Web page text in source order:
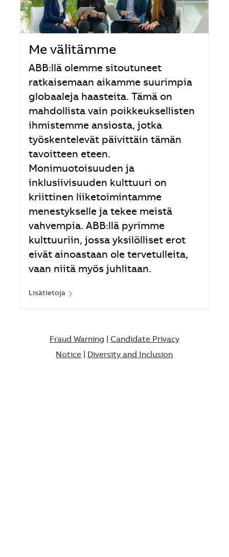
Me välitämme
ABB:llä olemme sitoutuneet
ratkaisemaan aikamme suurimpia
globaaleja haasteita. Tämä on
mahdollista vain poikkeuksellisten
ihmistemme ansiosta, jotka
työskentelevät päivittäin tämän
tavoitteen eteen.
Monimuotoisuuden ja
inklusiivisuuden kulttuuri on
kriittinen liiketoimintamme
menestykselle ja tekee meistä
vahvempia. ABB:llä pyrimme
kulttuuriin, jossa yksilölliset erot
eivät ainoastaan ole tervetulleita,
vaan niitä myös juhlitaan.
Lisätietoja
Fraud Warning
Candidate Privacy
Notice
Diversity and Inclusion​​​​​​​